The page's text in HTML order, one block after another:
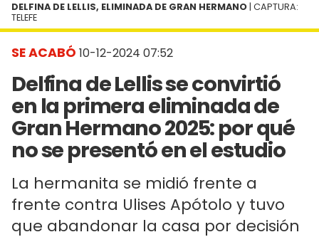
SE ACABÓ 10-12-2024 07:52
Delfina de Lellis se convirtió
en la primera eliminada de
Gran Hermano 2025: por qué
no se presentó en el estudio
La hermanita se midió frente a
frente contra Ulises Apótolo y tuvo
que abandonar la casa por decisión
DELFINA DE LELLIS, ELIMINADA DE GRAN HERMANO | CAPTURA:
TELEFE